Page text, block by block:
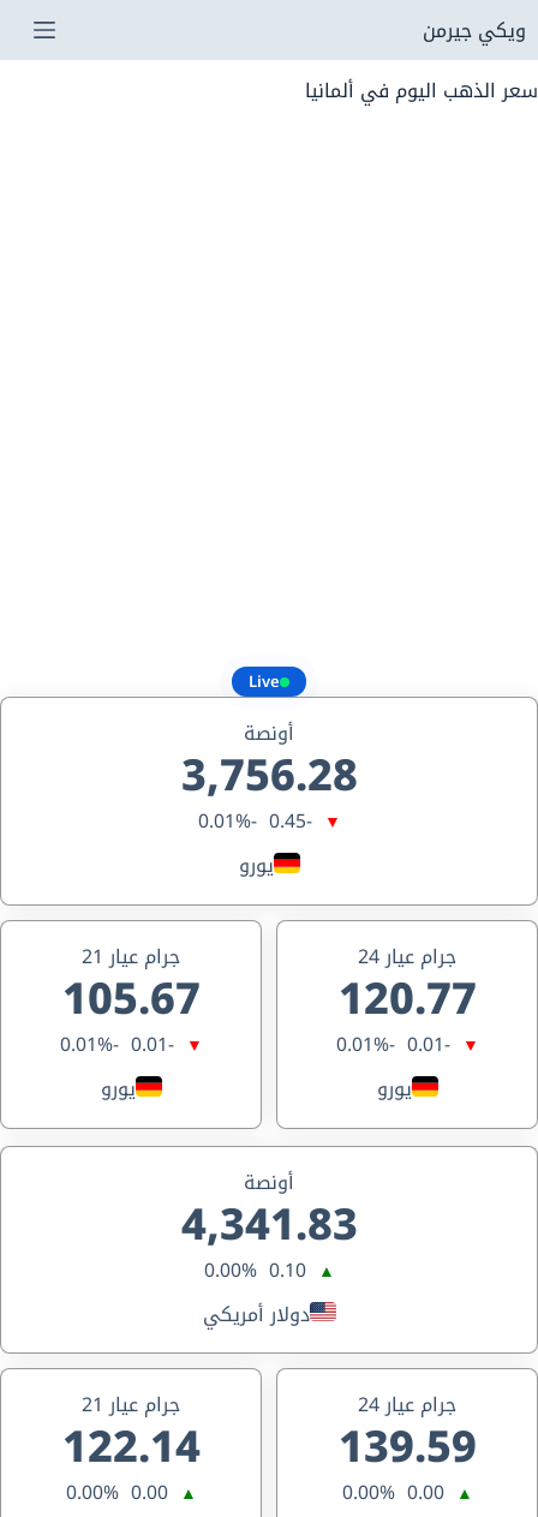
التجاوز
إلى
المحتوى
ويكي جيرمن
سعر الذهب اليوم في ألمانيا
Live
أونصة
3,756.28
▼
-0.45
-0.01%
يورو
جرام عيار 24
120.77
▼
-0.01
-0.01%
يورو
جرام عيار 21
105.67
▼
-0.01
-0.01%
يورو
أونصة
4,341.83
▲
0.10
0.00%
دولار أمريكي
جرام عيار 24
139.59
▲
0.00
0.00%
جرام عيار 21
122.14
▲
0.00
0.00%